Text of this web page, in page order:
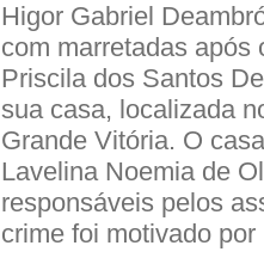
Higor Gabriel
com marretadas após
Priscila dos Santos
sua casa, localizada
Grande Vitória. O
Lavelina Noemia de
responsáveis pelos
crime foi motivado